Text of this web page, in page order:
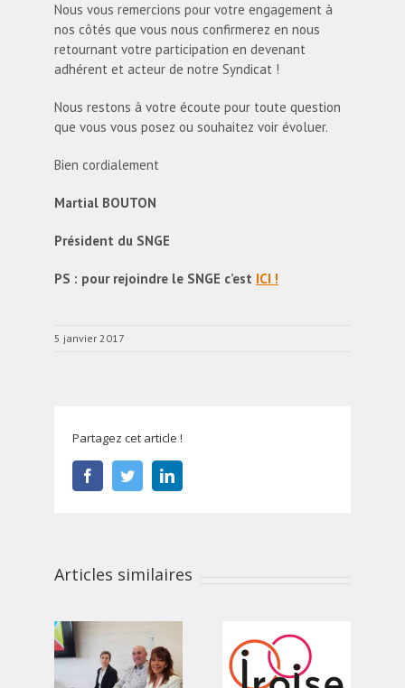
Nous vous remercions pour votre engagement à
nos côtés que vous nous confirmerez en nous
retournant votre participation en devenant
adhérent et acteur de notre Syndicat !
Nous restons à votre écoute pour toute question
que vous vous posez ou souhaitez voir évoluer.
Bien cordialement
Martial BOUTON
Président du SNGE
PS : pour rejoindre le SNGE c’est ICI !
5 janvier 2017
Partagez cet article !
FacebookTwitterLinkedIn
Articles similaires